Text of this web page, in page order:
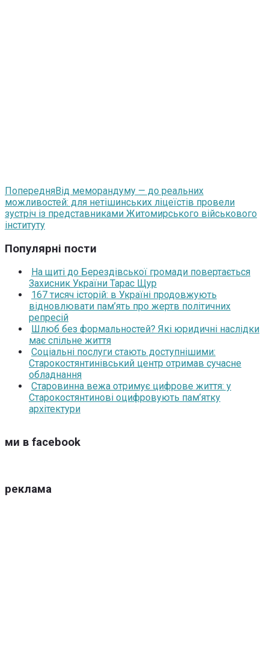
ПопередняВід меморандуму — до реальних
можливостей: для нетішинських ліцеїстів провели
зустріч із представниками Житомирського військового
інституту
Популярні пости
На щиті до Берездівської громади повертається
Захисник України Тарас Щур
167 тисяч історій: в Україні продовжують
відновлювати пам’ять про жертв політичних
репресій
Шлюб без формальностей? Які юридичні наслідки
має спільне життя
Соціальні послуги стають доступнішими:
Старокостянтинівський центр отримав сучасне
обладнання
Старовинна вежа отримує цифрове життя: у
Старокостянтинові оцифровують пам’ятку
архітектури
ми в facebook
реклама